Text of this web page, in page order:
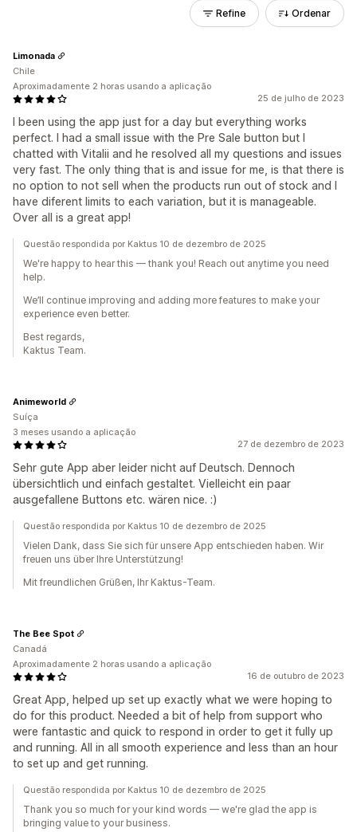
Refine Ordenar
25 de julho de 2023
I been using the app just for a day but everything works
perfect. I had a small issue with the Pre Sale button but I
chatted with Vitalii and he resolved all my questions and issues
very fast. The only thing that is and issue for me, is that there is
no option to not sell when the products run out of stock and I
have diferent limits to each variation, but it is manageable.
Over all is a great app!
Limonada
Chile
Aproximadamente 2 horas usando a aplicação
Questão respondida por Kaktus 10 de dezembro de 2025
We're happy to hear this — thank you! Reach out anytime you need
help.
We’ll continue improving and adding more features to make your
experience even better.
Best regards,
Kaktus Team.
27 de dezembro de 2023
Sehr gute App aber leider nicht auf Deutsch. Dennoch
übersichtlich und einfach gestaltet. Vielleicht ein paar
ausgefallene Buttons etc. wären nice. :)
Animeworld
Suíça
3 meses usando a aplicação
Questão respondida por Kaktus 10 de dezembro de 2025
Vielen Dank, dass Sie sich für unsere App entschieden haben. Wir
freuen uns über Ihre Unterstützung!
Mit freundlichen Grüßen, Ihr Kaktus-Team.
16 de outubro de 2023
Great App, helped up set up exactly what we were hoping to
do for this product. Needed a bit of help from support who
were fantastic and quick to respond in order to get it fully up
and running. All in all smooth experience and less than an hour
to set up and get running.
The Bee Spot
Canadá
Aproximadamente 2 horas usando a aplicação
Questão respondida por Kaktus 10 de dezembro de 2025
Thank you so much for your kind words — we're glad the app is
bringing value to your business.